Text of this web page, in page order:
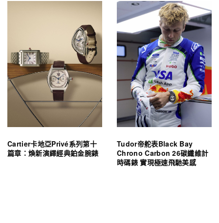
Cartier卡地亞Privé系列第十
篇章：煥新演繹經典鉑金腕錶
Tudor帝舵表Black Bay
Chrono Carbon 26碳纖維計
時碼錶 實現極速飛馳美感